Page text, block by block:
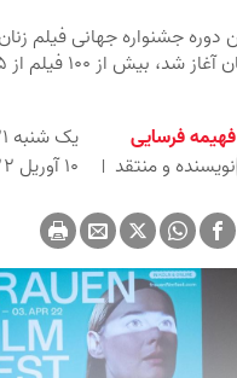
فهیمه فرسایی
نویسنده و منتقد
۱۰ آوریل ۲۰۲۲ ۱۷:۰۰